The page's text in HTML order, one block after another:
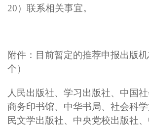
20）联系相关事宜。
附件：目前暂定的推荐申报出版
个）
人民出版社、学习出版社、中国社
商务印书馆、中华书局、社会科
民文学出版社、中央党校出版社